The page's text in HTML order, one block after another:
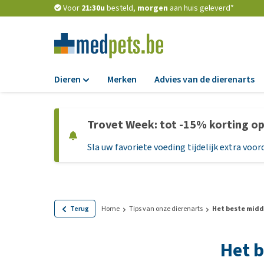
Voor 21:30u besteld, morgen aan huis geleverd*
Dieren
Hondenbrokken
Natvoer
Graanvrij
Glutenvrij
Merken Advies van de dierenarts
Trovet Week: tot -15% korting
Sla uw favoriete voeding tijdelijk extra
Terug Home Tips van onze dierenarts Het beste
Het